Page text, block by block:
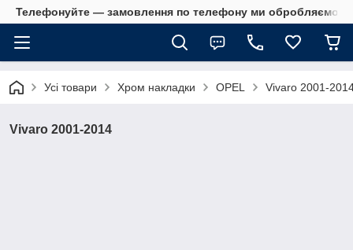
Телефонуйте — замовлення по телефону ми обробляємо в
Усі товари Хром накладки OPEL Vivaro 2001-
Vivaro 2001-2014